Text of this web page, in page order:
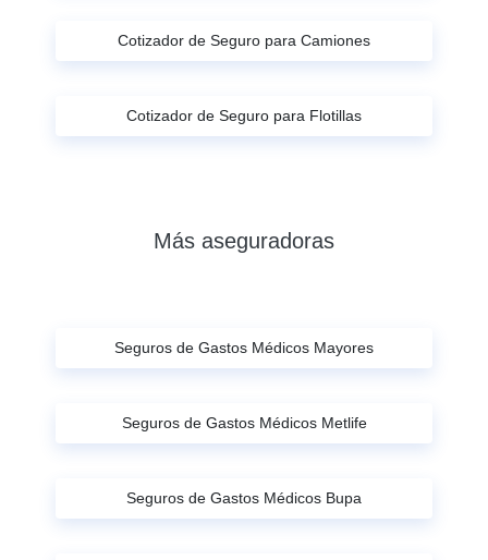
Cotizador de Seguro para Camiones
Cotizador de Seguro para Flotillas
Más aseguradoras
Seguros de Gastos Médicos Mayores
Seguros de Gastos Médicos Metlife
Seguros de Gastos Médicos Bupa